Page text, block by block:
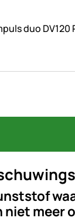
geplaatst
duo
niet meer